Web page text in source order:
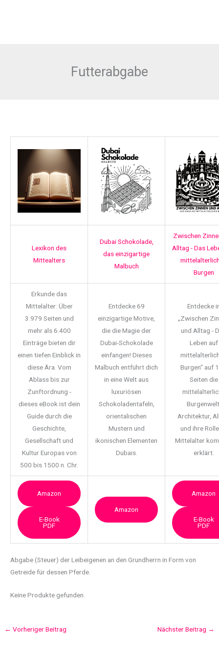
Futterabgabe
Lexikon des
Mittealters
Dubai Schokolade,
das einzigartige
Malbuch
Zwischen
Alltag - Das
Burgen
Erkunde das
Mittelalter: Über
3.979 Seiten und
mehr als 6.400
Einträge bieten dir
einen tiefen Einblick in
diese Ära. Vom
Ablass bis zur
Zunftordnung -
dieses eBook ist dein
Guide durch die
Geschichte,
Gesellschaft und
Kultur Europas von
500 bis 1500 n. Chr.
Entdecke 69
einzigartige Motive,
die die Magie der
Dubai-Schokolade
einfangen! Dieses
Malbuch entführt dich
in eine Welt aus
luxuriösen
Schokoladentafeln,
orientalischen
Mustern und
ikonischen Elementen
Dubais.
Entdecke
„Zwischen
und Alltag -
Leben auf
Burgen“ auf
Seiten die
Architektur,
und ihre
Mittelalter
erklärt.
Amazon
E-Book
PDF
Amazon
Amazon
E-Book
PDF
Abgabe (Steuer) der Leibeigenen an denGrundherrn in Form von
Getreide für dessen Pferde.
Keine Produkte gefunden.
← Vorheriger Beitrag Nächster Beitrag →